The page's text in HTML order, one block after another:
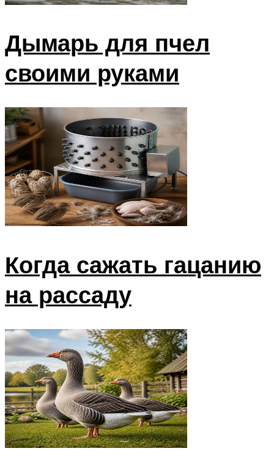
Дымарь для пчел
своими руками
Когда сажать гацанию
на рассаду